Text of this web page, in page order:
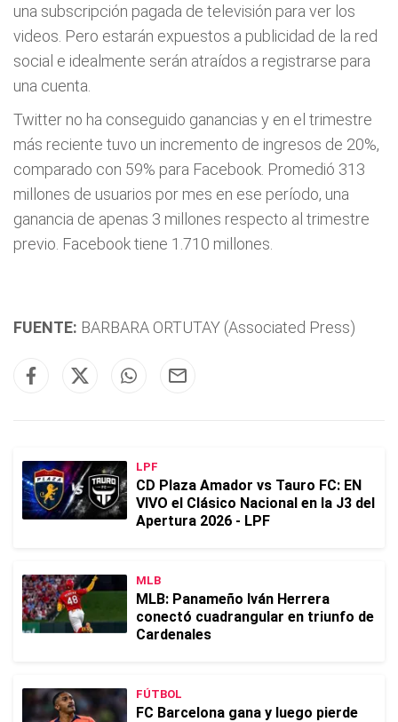
una subscripción pagada de televisión para ver los
videos. Pero estarán expuestos a publicidad de la red
social e idealmente serán atraídos a registrarse para
una cuenta.
Twitter no ha conseguido ganancias y en el trimestre
más reciente tuvo un incremento de ingresos de 20%,
comparado con 59% para Facebook. Promedió 313
millones de usuarios por mes en ese período, una
ganancia de apenas 3 millones respecto al trimestre
previo. Facebook tiene 1.710 millones.
FUENTE: BARBARA ORTUTAY (Associated Press)
LPF
CD Plaza Amador vs Tauro FC: EN
VIVO el Clásico Nacional en la J3 del
Apertura 2026 - LPF
MLB
MLB: Panameño Iván Herrera
conectó cuadrangular en triunfo de
Cardenales
FÚTBOL
FC Barcelona gana y luego pierde